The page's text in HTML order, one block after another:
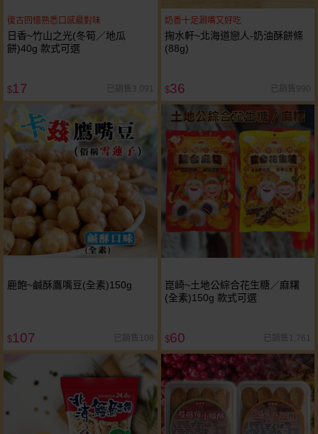
復古回憶熟悉口感最對味
日香~竹山之光(冬筍／地瓜
餅)40g 款式可選
$17 已銷售3,091
奶香十足涮嘴又好吃
掬水軒~北海道戀人-奶油酥餅條
(88g)
$36 已銷售990
鹿飽~鹹酥鷹嘴豆(全素)150g
$107 已銷售108
崑崎~土地公綜合花生糖／麻糬
(全素)150g 款式可選
$60 已銷售1,761